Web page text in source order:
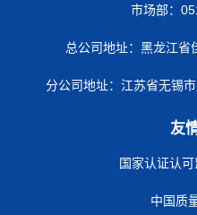
市场部：
总公司地址：黑龙江省
分公司地址：江苏省无锡
友
国家认证认
中国质